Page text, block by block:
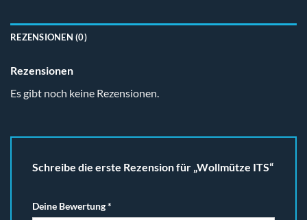
REZENSIONEN (0)
Rezensionen
Es gibt noch keine Rezensionen.
Schreibe die erste Rezension für „Wollmütze ITS“
Deine Bewertung*